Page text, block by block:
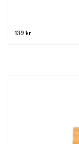
139 kr